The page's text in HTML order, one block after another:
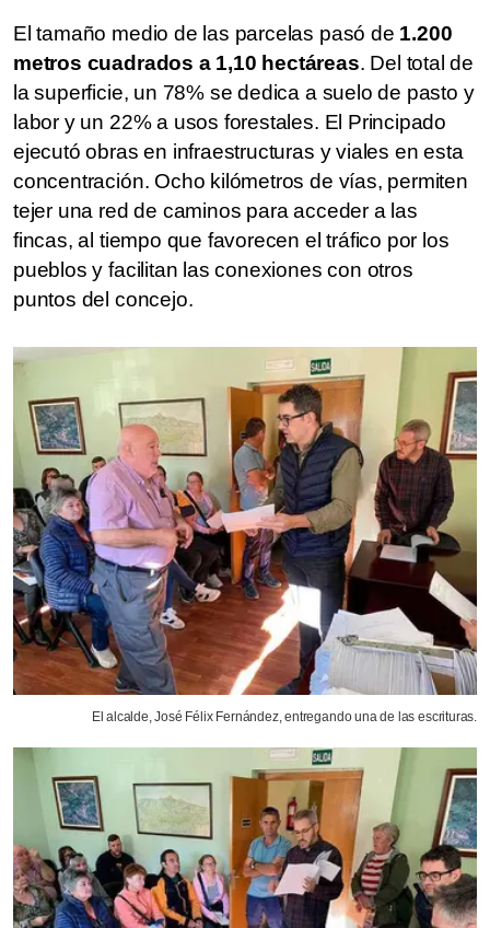
El tamaño medio de las parcelas pasó de 1.200
metros cuadrados a 1,10 hectáreas. Del total de
la superficie, un 78% se dedica a suelo de pasto y
labor y un 22% a usos forestales. El Principado
ejecutó obras en infraestructuras y viales en esta
concentración. Ocho kilómetros de vías, permiten
tejer una red de caminos para acceder a las
fincas, al tiempo que favorecen el tráfico por los
pueblos y facilitan las conexiones con otros
puntos del concejo.
El alcalde, José Félix Fernández, entregando una de las escrituras.